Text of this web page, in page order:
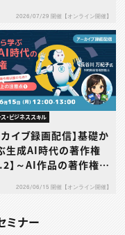
2026/07/29 開催【オンライン開催】
・ビジネススキル
カイブ録画配信】基礎か
生成AI時代の著作権
】～AI作品の著作権は
2026/06/15 開催【オンライン開催】
ミナー